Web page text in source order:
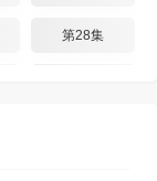
第28集